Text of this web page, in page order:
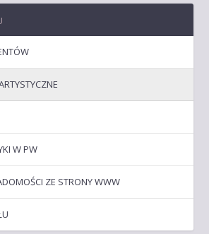
W PW
ZE STRONY WWW